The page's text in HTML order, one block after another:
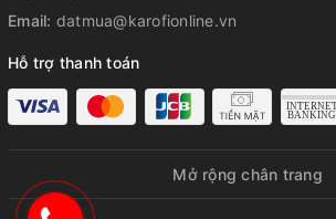
Email: datmua@karofionline.vn
Hỗ trợ thanh toán
Mở rộng chân trang